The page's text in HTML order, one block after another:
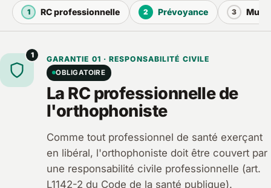
1 GARANTIE 01 · RESPONSABILITÉ CIVILE
OBLIGATOIRE
La RC professionnelle de
l'orthophoniste
Comme tout professionnel de santé exerçant
en libéral, l'orthophoniste doit être couvert par
une responsabilité civile professionnelle (art.
L1142-2 du Code de la santé publique).
1 RC professionnelle 2 Prévoyance 3